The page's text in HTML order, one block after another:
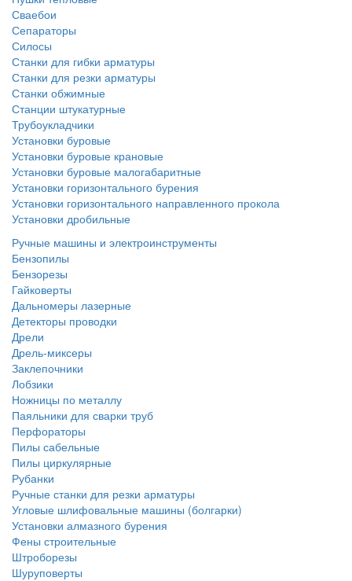
Сваебои
Сепараторы
Силосы
Станки для гибки арматуры
Станки для резки арматуры
Станки обжимные
Станции штукатурные
Трубоукладчики
Установки буровые
Установки буровые крановые
Установки буровые малогабаритные
Установки горизонтального бурения
Установки горизонтального направленного прокола
Установки дробильные
Ручные машины и электроинструменты
Бензопилы
Бензорезы
Гайковерты
Дальномеры лазерные
Детекторы проводки
Дрели
Дрель-миксеры
Заклепочники
Лобзики
Ножницы по металлу
Паяльники для сварки труб
Перфораторы
Пилы сабельные
Пилы циркулярные
Рубанки
Ручные станки для резки арматуры
Угловые шлифовальные машины (болгарки)
Установки алмазного бурения
Фены строительные
Штроборезы
Шуруповерты